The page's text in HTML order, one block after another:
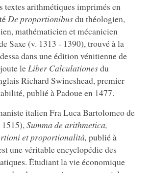
textes arithmétiques imprimés en
De proportionibusdu théologien,
mathématicien et mécanicien
Saxe (v. 1313 - 1390), trouvé à la
dans une édition vénitienne de
leLiber Calculationesdu
Richard Swineshead, premier
publié à Padoue en 1477.
italien Fra Luca Bartolomeo de
Summa de arithmetica,
et proportionalità, publié à
une véritable encyclopédie des
Étudiant la vie économique